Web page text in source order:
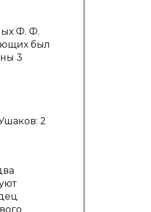
Ф. Ф.
был
3
2